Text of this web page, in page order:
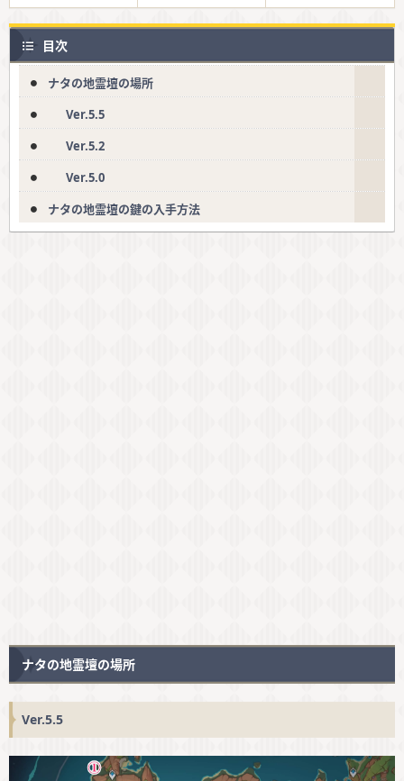
目次
ナタの地霊壇の場所
Ver.5.5
Ver.5.2
Ver.5.0
ナタの地霊壇の鍵の入手方法
ナタの地霊壇の場所
Ver.5.5